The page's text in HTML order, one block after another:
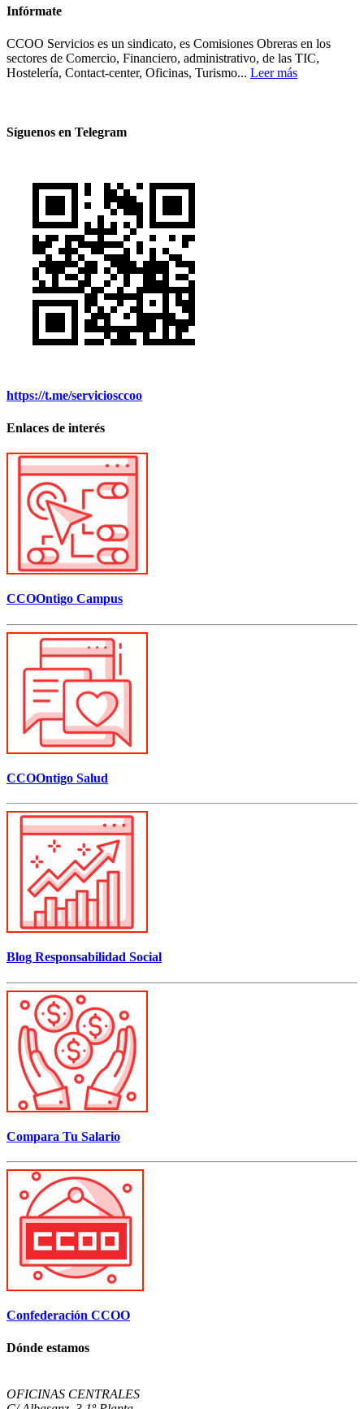
Infórmate
CCOO Servicios es un sindicato, es Comisiones Obreras en los
sectores de Comercio, Financiero, administrativo, de las TIC,
Hostelería, Contact-center, Oficinas, Turismo... Leer más
Síguenos en Telegram
https://t.me/serviciosccoo
Enlaces de interés
CCOOntigo Campus
CCOOntigo Salud
Blog Responsabilidad Social
Compara Tu Salario
Confederación CCOO
Dónde estamos
OFICINAS CENTRALES